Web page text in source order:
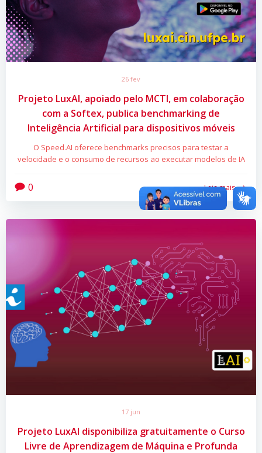
26 fev
Projeto LuxAI, apoiado pelo MCTI, em colaboração
com a Softex, publica benchmarking de
Inteligência Artificial para dispositivos móveis
O Speed.AI oferece benchmarks precisos para testar a
velocidade e o consumo de recursos ao executar modelos de IA
0 Leia mais
17 jun
Projeto LuxAI disponibiliza gratuitamente o Curso
Livre de Aprendizagem de Máquina e Profunda